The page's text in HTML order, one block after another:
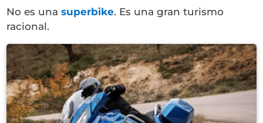
No es unasuperbike. Es una gran turismo
racional.